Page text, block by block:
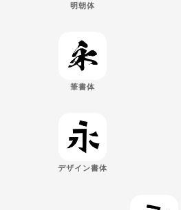
明朝体
筆書体
デザイン書体